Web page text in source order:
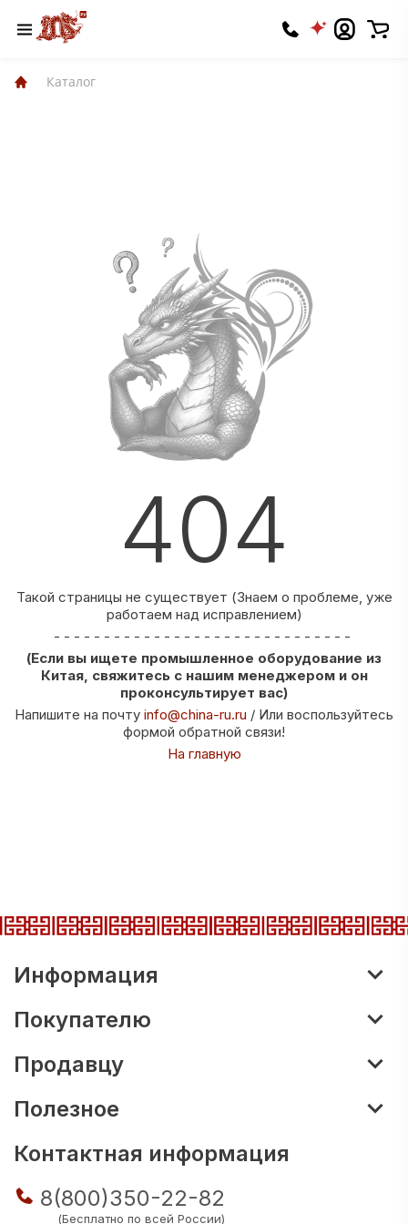
Каталог
404
Такой страницы не существует (Знаем о проблеме, уже
работаем над исправлением)
- - - - - - - - - - - - - - - - - - - - - - - - - - - - - -
(Если вы ищете промышленное оборудование из
Китая, свяжитесь с нашим менеджером и он
проконсультирует вас)
Напишите на почту info@china-ru.ru / Или воспользуйтесь
формой обратной связи!
На главную
Информация
Покупателю
Продавцу
Полезное
Контактная информация
8(800)350-22-82
(Бесплатно по всей России)